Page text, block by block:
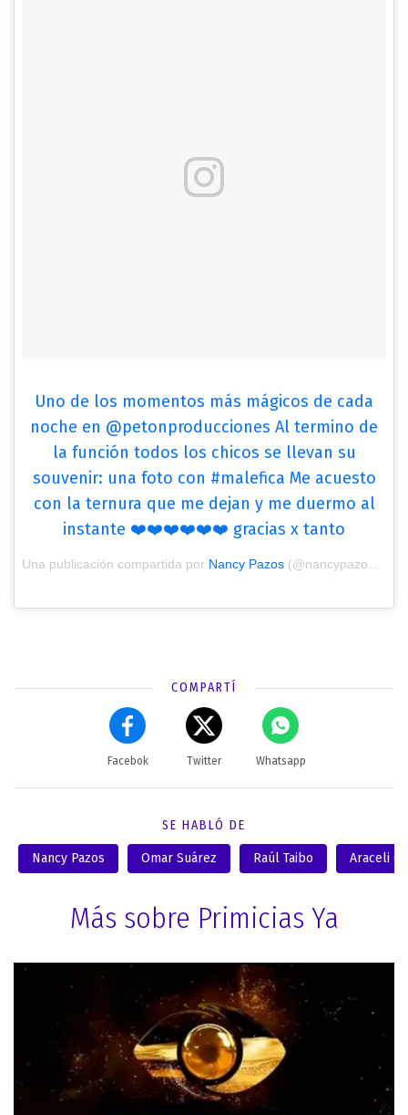
Uno de los momentos más mágicos de cada
noche en @petonproducciones Al termino de
la función todos los chicos se llevan su
souvenir: una foto con #malefica Me acuesto
con la ternura que me dejan y me duermo al
instante ❤️❤️❤️❤️❤️❤️ gracias x tanto
Una publicación compartida por Nancy Pazos (@nancypazos) el
COMPARTÍ
Facebok Twitter Whatsapp
SE HABLÓ DE
Nancy Pazos Omar Suárez Raúl Taibo Araceli
Más sobre Primicias Ya